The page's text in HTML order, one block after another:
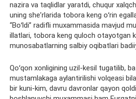
nazira va taqlidlar yaratdi, chuqur
uning sheʼrlarida tobora keng oʻrin
“Boʻldi” radifli muxammasida mavjud
illatlari, tobora keng quloch otayotgan
munosabatlarning salbiy oqibatlari
Qoʻqon xonligining uzil-kesil tugatilib,
mustamlakaga aylantirilishi volqeasi
bir kuni-kim, davru davronlar qayon